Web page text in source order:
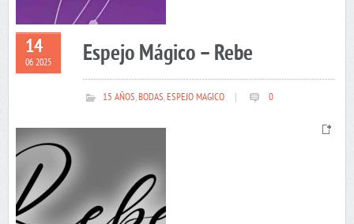
14
06 2025 Espejo Mágico – Rebe
15 AÑOS,BODAS,ESPEJO MAGICO 0